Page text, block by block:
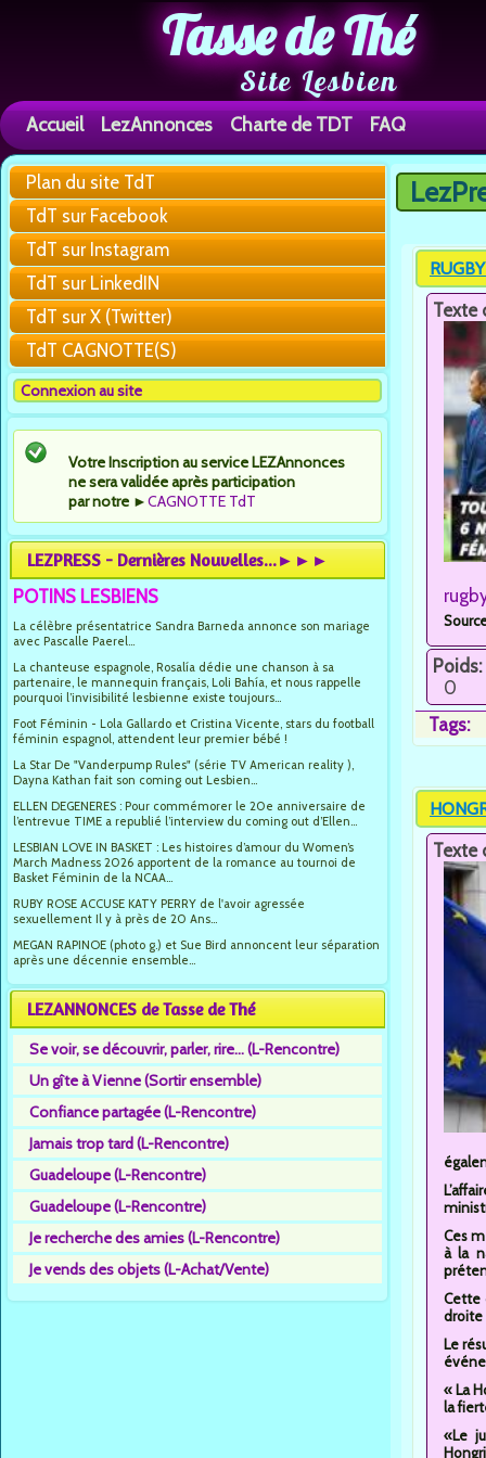
Tasse de Thé
Site Lesbien
Accueil LezAnnonces Charte de TDT FAQ
Plan du site TdT
TdT sur Facebook
TdT sur Instagram
TdT sur LinkedIN
TdT sur X (Twitter)
TdT CAGNOTTE(S)
Connexion au site
Votre Inscription au service LEZAnnonces
ne sera validée après participation
par notre ►CAGNOTTE TdT
LEZPRESS - Dernières Nouvelles...►►►
POTINS LESBIENS
La célèbre présentatrice Sandra Barneda annonce son mariage
avec Pascalle Paerel...
La chanteuse espagnole, Rosalía dédie une chanson à sa
partenaire, le mannequin français, Loli Bahía, et nous rappelle
pourquoi l’invisibilité lesbienne existe toujours...
Foot Féminin - Lola Gallardo et Cristina Vicente, stars du football
féminin espagnol, attendent leur premier bébé !
La Star De "Vanderpump Rules" (série TV American reality ),
Dayna Kathan fait son coming out Lesbien...
ELLEN DEGENERES : Pour commémorer le 20e anniversaire de
l’entrevue TIME a republié l’interview du coming out d’Ellen...
LESBIAN LOVE IN BASKET : Les histoires d’amour du Women’s
March Madness 2026 apportent de la romance au tournoi de
Basket Féminin de la NCAA...
RUBY ROSE ACCUSE KATY PERRY de l'avoir agressée
sexuellement Il y à près de 20 Ans...
MEGAN RAPINOE (photo g.) et Sue Bird annoncent leur séparation
après une décennie ensemble...
LEZANNONCES de Tasse de Thé
Se voir, se découvrir, parler, rire... (L-Rencontre)
Un gîte à Vienne (Sortir ensemble)
Confiance partagée (L-Rencontre)
Jamais trop tard (L-Rencontre)
Guadeloupe (L-Rencontre)
Guadeloupe (L-Rencontre)
Je recherche des amies (L-Rencontre)
Je vends des objets (L-Achat/Vente)
Vous
Texte
Poids:
0
Tags:
Texte
Ces
à la
Cette
droite
Le
« La
la
«Le